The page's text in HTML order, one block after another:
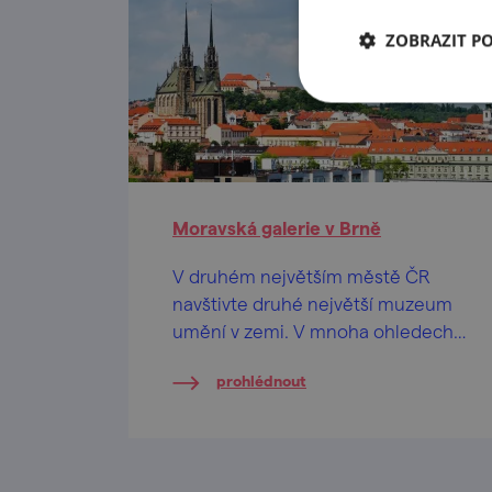
Moravská galerie v Brně
V druhém největším městě ČR
navštivte druhé největší muzeum
umění v zemi. V mnoha ohledech
prohlédnout
ZOBRAZIT